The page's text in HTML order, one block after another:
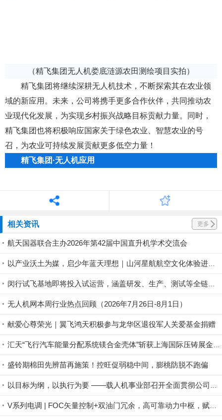
（精飞集团无人机娄底涟源农田测绘项目实拍）
精飞集团将继续深耕无人机技术 ，不断探索其在农业领
域的新应用。未来，公司将携手更多合作伙伴，共同推动农
业现代化发展，为实现乡村振兴战略目标贡献力量。同时，
精飞集团也将积极响应国家关于绿色农业、智慧农业的号
召，为农业可持续发展贡献更多低空力量！
精飞集团·无人机应用